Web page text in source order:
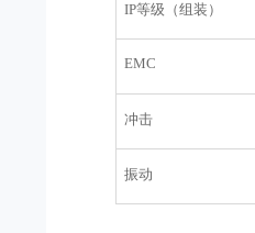
IP等级（组装 ）
EMC
冲击
振动